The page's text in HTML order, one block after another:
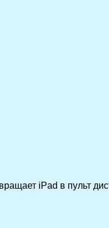
iPad в пульт